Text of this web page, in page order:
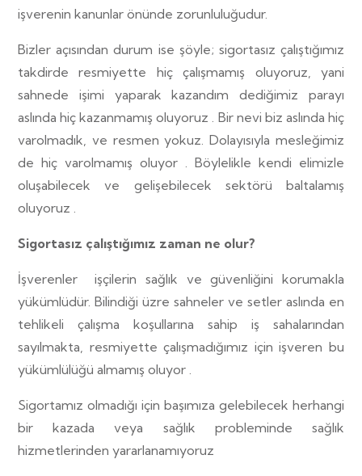
işverenin kanunlar önünde zorunluluğudur.
Bizler açısından durum ise şöyle; sigortasız çalıştığımız
takdirde resmiyette hiç çalışmamış oluyoruz, yani
sahnede işimi yaparak kazandım dediğimiz parayı
aslında hiç kazanmamış oluyoruz . Bir nevi biz aslında hiç
varolmadık, ve resmen yokuz. Dolayısıyla mesleğimiz
de hiç varolmamış oluyor . Böylelikle kendi elimizle
oluşabilecek ve gelişebilecek sektörü baltalamış
oluyoruz .
Sigortasız çalıştığımız zaman ne olur?
İşverenler
işçilerin sağlık ve güvenliğini korumakla
yükümlüdür. Bilindiği üzre sahneler ve setler aslında en
tehlikeli çalışma koşullarına sahip iş sahalarından
sayılmakta, resmiyette çalışmadığımız için işveren bu
yükümlülüğü almamış oluyor .
Sigortamız olmadığı için başımıza gelebilecek herhangi
bir kazada veya sağlık probleminde sağlık
hizmetlerinden yararlanamıyoruz